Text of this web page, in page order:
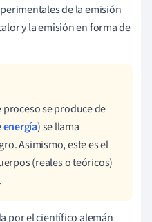
de la emisión
y la emisión en forma de
se produce de
energía) se llama
Asimismo, este es el
(reales o teóricos)
por el científico alemán